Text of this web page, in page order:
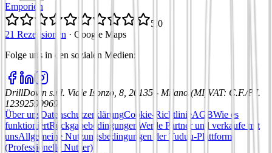
Emporion
5,0
21 Rezensionen · Google Maps
Folge uns in den sozialen Medien:
DrillDown s.r.l. Viale Isonzo, 8, 20135 - Milano (MI) VAT: C.F./P.I.
12392590969
Über uns DatenschutzerklärungCookie-RichtlinieAGBWie es
funktioniertRückgabebedingungen Werde Partner und verkaufe mit
unsAllgemeine Nutzungsbedingungen der Tuduu-Plattform
(Professionelle Nutzer)